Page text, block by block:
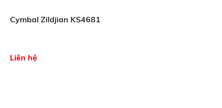
Cymbal Zildjian KS4681
Liên hệ